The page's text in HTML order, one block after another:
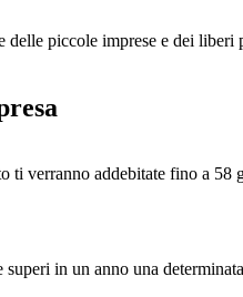
delle piccole imprese e dei
ti verranno addebitate fino a 58
in un anno una